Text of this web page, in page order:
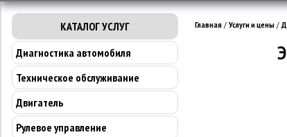
КАТАЛОГ УСЛУГ
Диагностика автомобиля
Техническое обслуживание
Двигатель
Рулевое управление
Главная / Услуги и цены /